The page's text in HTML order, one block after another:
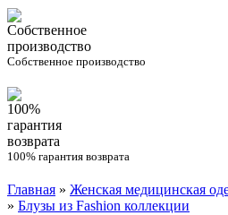
Собственное производство
100% гарантия возврата
Вы здесь
Главная » Женская медицинская
» Блузы из Fashion коллекции